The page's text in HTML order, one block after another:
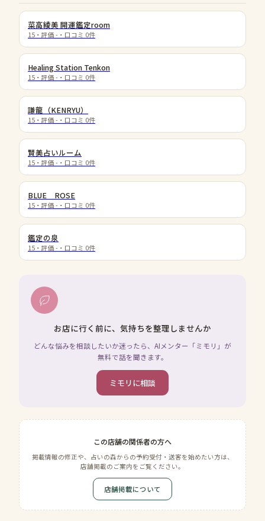
菜高綾美 開運鑑定room
15 ・評価 - ・口コミ 0件
Healing Station Tenkon
15 ・評価 - ・口コミ 0件
謙龍（KENRYU）
15 ・評価 - ・口コミ 0件
賢美占いルーム
15 ・評価 - ・口コミ 0件
BLUE ROSE
15 ・評価 - ・口コミ 0件
鑑定の泉
15 ・評価 - ・口コミ 0件
お店に行く前に、気持ちを整理しませんか
どんな悩みを相談したいか迷ったら、AIメンター「ミモリ」が
無料で話を聞きます。
ミモリに相談
この店舗の関係者の方へ
掲載情報の修正や、占いの森からの予約受付・送客を始めたい方は、
店舗掲載のご案内をご覧ください。
店舗掲載について